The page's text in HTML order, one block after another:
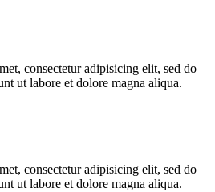
consectetur adipisicing elit, sed do
ut labore et dolore magna aliqua.
consectetur adipisicing elit, sed do
ut labore et dolore magna aliqua.